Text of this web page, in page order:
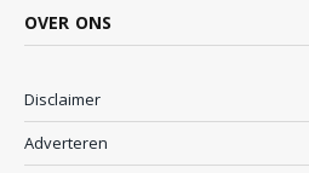
OVER ONS
Disclaimer
Adverteren